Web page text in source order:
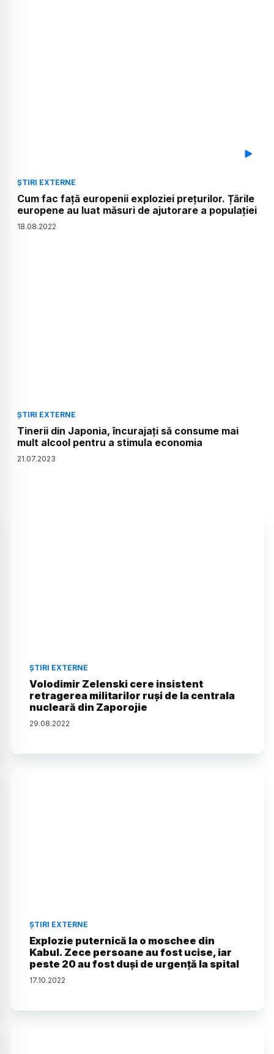
ȘTIRI EXTERNE
Cum fac față europenii exploziei prețurilor. Țările
europene au luat măsuri de ajutorare a populației
18.08.2022
ȘTIRI EXTERNE
Tinerii din Japonia, încurajați să consume mai
mult alcool pentru a stimula economia
21.07.2023
ȘTIRI EXTERNE
Volodimir Zelenski cere insistent
retragerea militarilor ruși de la centrala
nucleară din Zaporojie
29.08.2022
ȘTIRI EXTERNE
Explozie puternică la o moschee din
Kabul. Zece persoane au fost ucise, iar
peste 20 au fost duși de urgență la spital
17.10.2022